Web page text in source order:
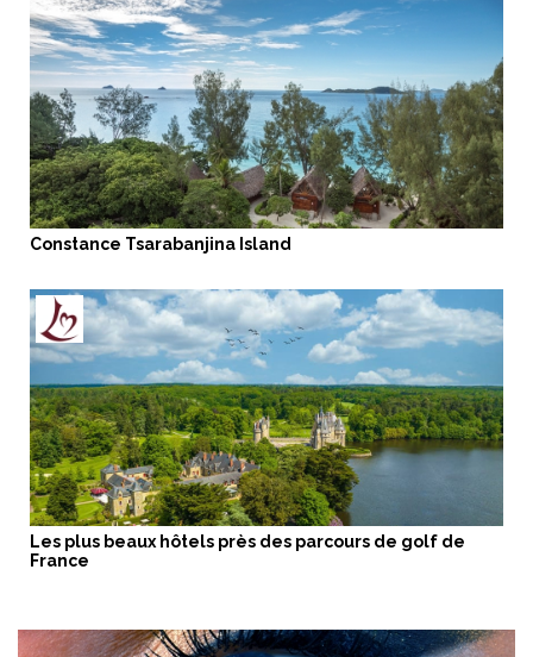
Constance Tsarabanjina Island
Les plus beaux hôtels près des parcours de golf de
France